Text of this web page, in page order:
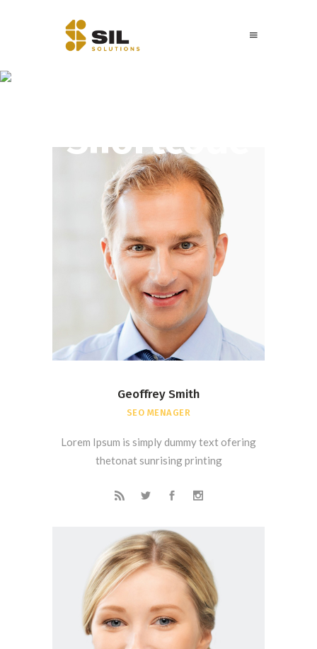
Shortcode
Geoffrey Smith
SEO MENAGER
Lorem Ipsum is simply dummy text ofering
thetonat sunrising printing